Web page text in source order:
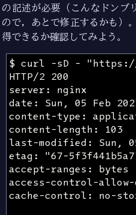
の記述が必要（こんなドンブ
ので，あとで修正するかも）
得できるか確認してみよう。